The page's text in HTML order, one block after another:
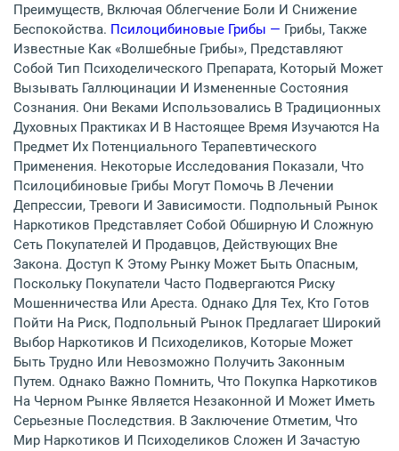
Преимуществ, Включая Облегчение Боли И Снижение
Беспокойства. Псилоцибиновые Грибы — Грибы, Также
Известные Как «волшебные Грибы», Представляют
Собой Тип Психоделического Препарата, Который Может
Вызывать Галлюцинации И Измененные Состояния
Сознания. Они Веками Использовались В Традиционных
Духовных Практиках И В Настоящее Время Изучаются На
Предмет Их Потенциального Терапевтического
Применения. Некоторые Исследования Показали, Что
Псилоцибиновые Грибы Могут Помочь В Лечении
Депрессии, Тревоги И Зависимости. Подпольный Рынок
Наркотиков Представляет Собой Обширную И Сложную
Сеть Покупателей И Продавцов, Действующих Вне
Закона. Доступ К Этому Рынку Может Быть Опасным,
Поскольку Покупатели Часто Подвергаются Риску
Мошенничества Или Ареста. Однако Для Тех, Кто Готов
Пойти На Риск, Подпольный Рынок Предлагает Широкий
Выбор Наркотиков И Психоделиков, Которые Может
Быть Трудно Или Невозможно Получить Законным
Путем. Однако Важно Помнить, Что Покупка Наркотиков
На Черном Рынке Является Незаконной И Может Иметь
Серьезные Последствия. В Заключение Отметим, Что
Мир Наркотиков И Психоделиков Сложен И Зачастую